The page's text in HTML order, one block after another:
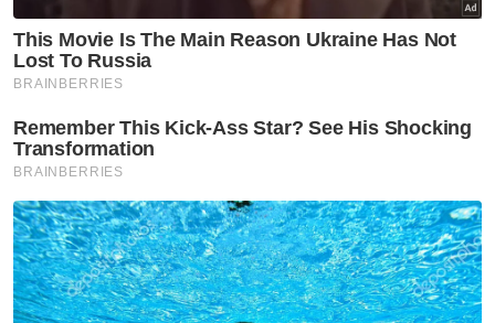
sudah terima duit untuk tukar rumput jangan
kekal dengan rumput jenis cow grass saja,
mereka kena tukar.
Artikel Berkaitan:
Naik taraf padang Stadium Perak disegerakan - Exco
sepenuhnya - SPAN
Empat projek naik taraf, bina LRA alami kelewatan -
LKAN
"Ada yang kita dengar tak nak tukar, nak